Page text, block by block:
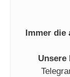
Immer
Unsere